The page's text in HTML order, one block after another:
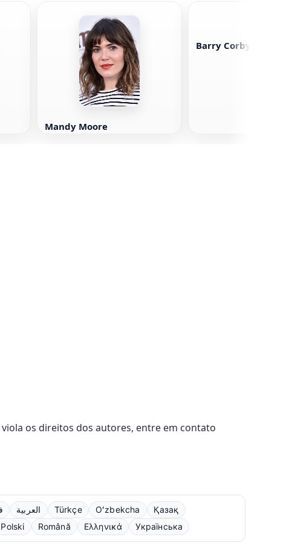
Mandy Moore
Barry Corbyn
os direitos dos autores, entre em contato
العربية Türkçe Oʻzbekcha
Қазақ
Polski Română Ελληνικά Українська